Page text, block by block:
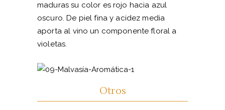
maduras su color es rojo hacia azul
oscuro. De piel fina y acidez media
aporta al vino un componente floral a
violetas.
Otros